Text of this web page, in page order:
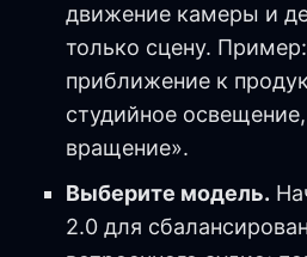
движение камеры и
только сцену.
приближение к
студийное
вращение».
Выберите модель.
2.0 для